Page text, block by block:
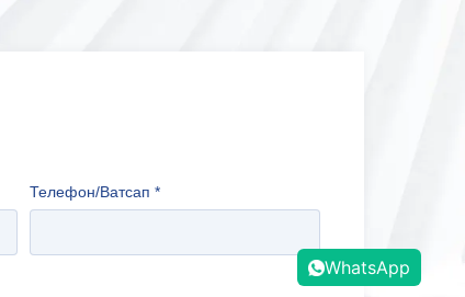
Телефон/Ватсап *
WhatsApp